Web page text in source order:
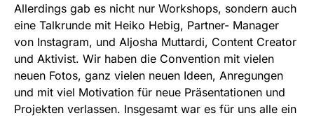
Allerdings gab es nicht nur Workshops, sondern auch
eine Talkrunde mit Heiko Hebig, Partner- Manager
von Instagram, und Aljosha Muttardi, Content Creator
und Aktivist. Wir haben die Convention mit vielen
neuen Fotos, ganz vielen neuen Ideen, Anregungen
und mit viel Motivation für neue Präsentationen und
Projekten verlassen. Insgesamt war es für uns alle ein